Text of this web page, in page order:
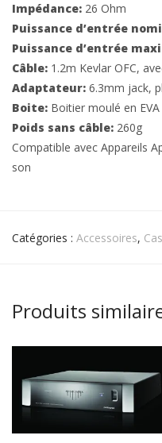
Impédance: 26 Ohm
Puissance d’entrée
Puissance d’entrée
Câble: 1.2m Kevlar OFC,
Adaptateur: 6.3mm jack,
Boite: Boitier moulé en EVA
Poids sans câble: 260g
Compatible avec Appareils
son
Catégories : Accessoires,
Produits